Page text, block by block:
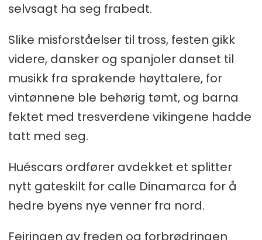
selvsagt ha seg frabedt.
Slike misforståelser til tross, festen gikk
videre, dansker og spanjoler danset til
musikk fra sprakende høyttalere, for
vintønnene ble behørig tømt, og barna
fektet med tresverdene vikingene hadde
tatt med seg.
Huéscars ordfører avdekket et splitter
nytt gateskilt for calle Dinamarca for å
hedre byens nye venner fra nord.
Feiringen av freden og forbrødringen